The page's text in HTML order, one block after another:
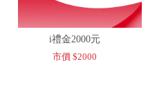
i禮金2000元
市價 $2000